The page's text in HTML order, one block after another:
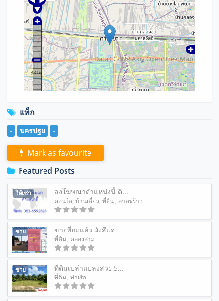
Data CC-By-SA byOpenStreetMap
แท็ก
- นครปฐม -
Mark as favourite
Featured Posts
ให้เช่า ลงโฆษณาตำแหน่งนี้ ติ...
คอนโด, บ้านเดี่ยว, ที่ดิน , ลาดพร้าว
ขาย ขายที่ถมแล้ว ผังสีแด...
ที่ดิน , คลองสาม
ขาย ที่ดินเปล่าแปลงสวย 5...
ที่ดิน, ท่าเรือ